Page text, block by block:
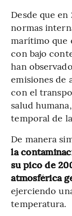
Desde que
normas
marítimo que
con bajo
han
emisiones de
con el
salud
temporal de
De manera
la
su pico de
atmosférica
ejerciendo
temperatura.